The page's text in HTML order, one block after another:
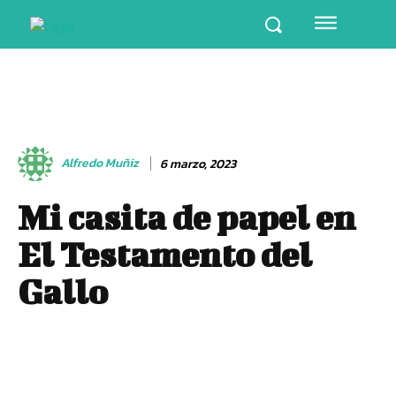
Alfredo Muñiz 6 marzo, 2023
Mi casita de papel en
El Testamento del
Gallo